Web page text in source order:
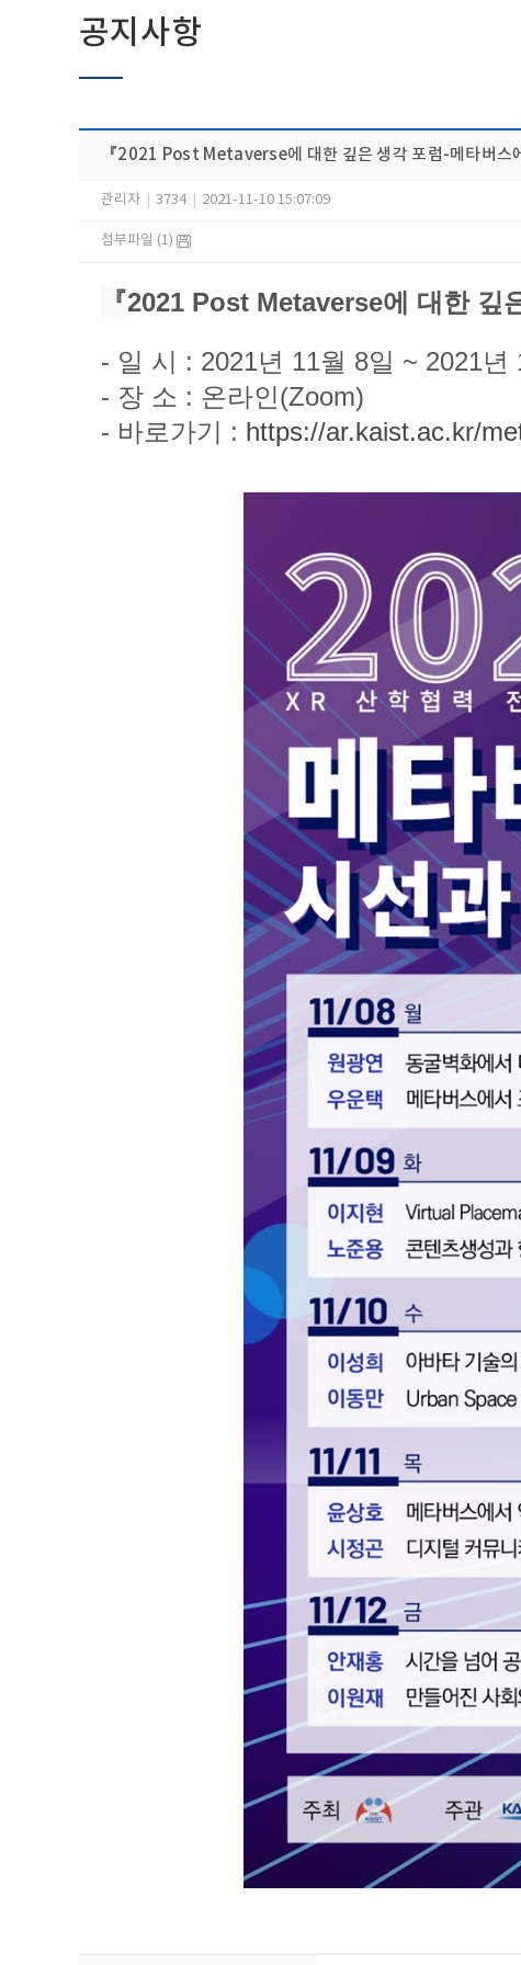
공지사항
『​2021 Post Metaverse에 대한 깊은 생각 포럼-메타버스
관리자 3734 2021-11-10 15:07:09
첨부파일 (1)
『2021 Post Metaverse에 대한 깊
- 일 시 : 2021년 11월 8일 ~ 2021년
- 장 소 : 온라인(Zoom)
- 바로가기 : https://ar.kaist.ac.kr/